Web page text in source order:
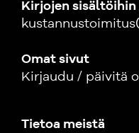
Kirjojen
Omat sivut
Kirjaudu / päivitä
Tietoa meistä